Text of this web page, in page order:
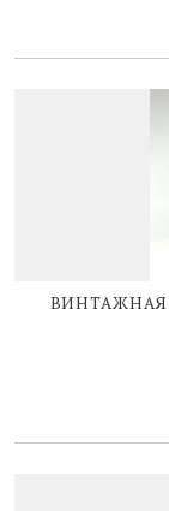
ВИНТАЖНАЯ